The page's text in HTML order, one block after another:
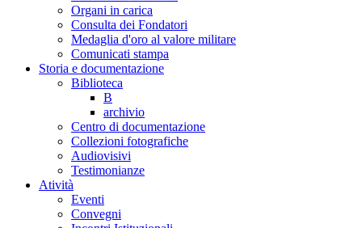
Organi in carica
Consulta dei Fondatori
Medaglia d'oro al valore militare
Comunicati stampa
Storia e documentazione
Biblioteca
B
archivio
Centro di documentazione
Collezioni fotografiche
Audiovisivi
Testimonianze
Atività
Eventi
Convegni